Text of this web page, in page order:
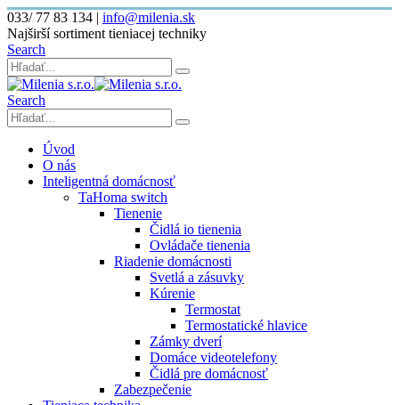
033/ 77 83 134 | info@milenia.sk
Najširší sortiment tieniacej techniky
Search
Search
Úvod
O nás
Inteligentná domácnosť
TaHoma switch
Tienenie
Čidlá io tienenia
Ovládače tienenia
Riadenie domácnosti
Svetlá a zásuvky
Kúrenie
Termostat
Termostatické hlavice
Zámky dverí
Domáce videotelefony
Čidlá pre domácnosť
Zabezpečenie